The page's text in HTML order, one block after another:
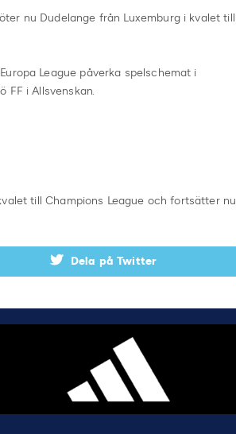
nu Dudelange från Luxemburg i kvalet till
League påverka spelschemat i
FF i Allsvenskan.
till Champions League och fortsätter nu
Dela på Twitter